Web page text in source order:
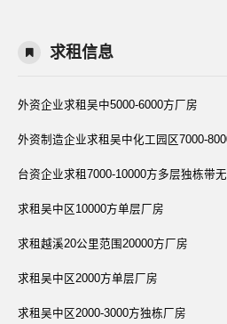
求租信息
外资企业求租吴中5000-6000方厂房
外资制造企业求租吴中化工园区7000-
台资企业求租7000-10000方多层独栋带
求租吴中区10000方单层厂房
求租越溪20公里范围20000方厂房
求租吴中区2000方单层厂房
求租吴中区2000-3000方独栋厂房